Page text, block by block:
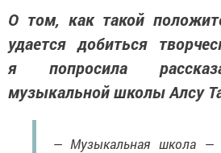
О том, как такой
удается добиться
я попросила
музыкальной школы Алсу
— Музыкальная школа —